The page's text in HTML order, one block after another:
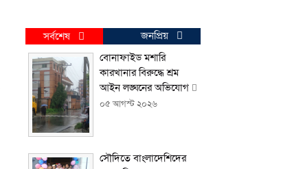
সর্বশেষ
জনপ্রিয়
বোনাফাইড মশারি
কারখানার বিরুদ্ধে শ্রম
আইন লঙ্ঘনের অভিযোগ
০৫ আগস্ট ২০২৬
সৌদিতে বাংলাদেশিদের